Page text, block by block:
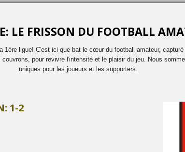
LE FRISSON DU FOOTBALL
1ère ligue! C'est ici que bat le cœur du football amateur,
pour revivre l'intensité et le plaisir du jeu. Nous
uniques pour les joueurs et les supporters.
1-2